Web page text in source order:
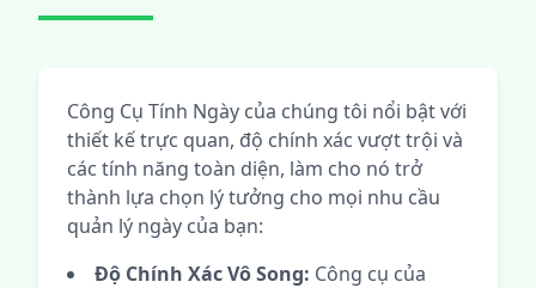
Công Cụ Tính Ngày của chúng tôi nổi bật với
thiết kế trực quan, độ chính xác vượt trội và
các tính năng toàn diện, làm cho nó trở
thành lựa chọn lý tưởng cho mọi nhu cầu
quản lý ngày của bạn:
Độ Chính Xác Vô Song: Công cụ của